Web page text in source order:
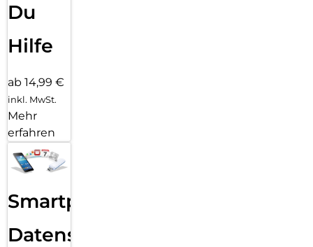
Du
Hilfe
ab 14,99 €
inkl. MwSt.
Mehr
erfahren
Smartphone
Datensicherung